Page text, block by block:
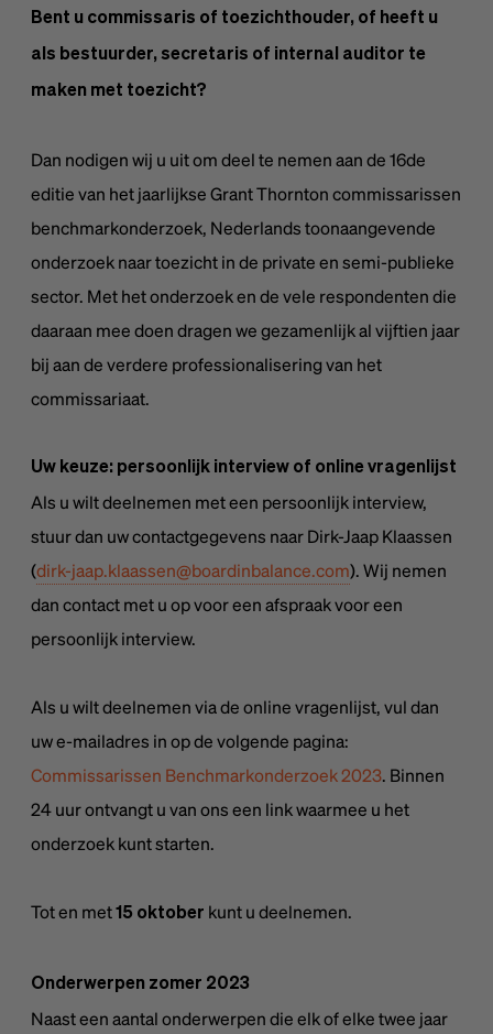
Bent u commissaris of toezichthouder, of heeft u
als bestuurder, secretaris of internal auditor te
maken met toezicht?
Dan nodigen wij u uit om deel te nemen aan de 16de
editie van het jaarlijkse Grant Thornton commissarissen
benchmarkonderzoek, Nederlands toonaangevende
onderzoek naar toezicht in de private en semi-publieke
sector. Met het onderzoek en de vele respondenten die
daaraan mee doen dragen we gezamenlijk al vijftien jaar
bij aan de verdere professionalisering van het
commissariaat.
Uw keuze: persoonlijk interview of online vragenlijst
Als u wilt deelnemen met een persoonlijk interview,
stuur dan uw contactgegevens naar Dirk-Jaap Klaassen
(dirk-jaap.klaassen@boardinbalance.com). Wij nemen
dan contact met u op voor een afspraak voor een
persoonlijk interview.
Als u wilt deelnemen via de online vragenlijst, vul dan
uw e-mailadres in op de volgende pagina:
Commissarissen Benchmarkonderzoek 2023. Binnen
24 uur ontvangt u van ons een link waarmee u het
onderzoek kunt starten.
Tot en met 15 oktober kunt u deelnemen.
Onderwerpen zomer 2023
Naast een aantal onderwerpen die elk of elke twee jaar